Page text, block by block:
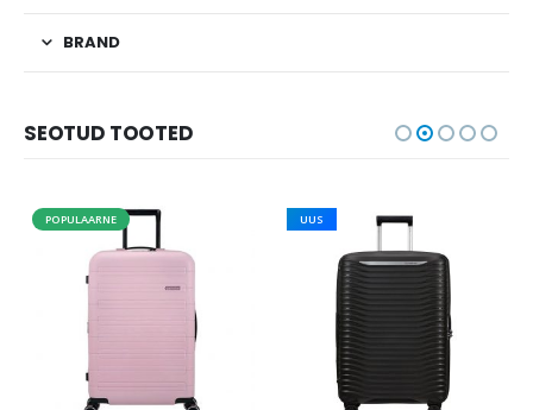
BRAND
SEOTUD TOOTED
POPULAARNE UUS